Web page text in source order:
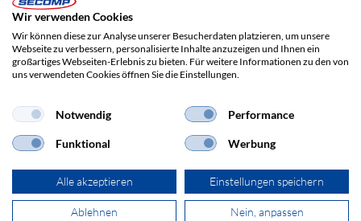
Brands Impressum
AGB
Haftungsausschluss
Versandkosten
© 2026 SECOMP AG. Alle Rechte vorbehalten.
Wir verwenden Cookies
Wir können diese zur Analyse unserer Besucherdaten platzieren, um unsere
Webseite zu verbessern, personalisierte Inhalte anzuzeigen und Ihnen ein
großartiges Webseiten-Erlebnis zu bieten. Für weitere Informationen zu den von
uns verwendeten Cookies öffnen Sie die Einstellungen.
Notwendig Performance
Funktional Werbung
Alle akzeptieren Einstellungen speichern
Ablehnen Nein, anpassen